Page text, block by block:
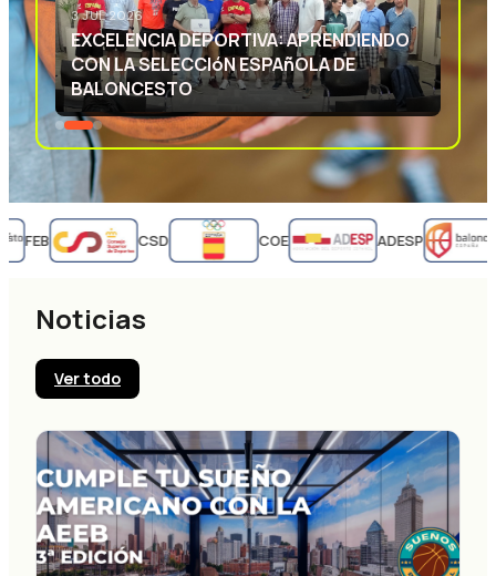
3 JUL 2026
EXCELENCIA DEPORTIVA: APRENDIENDO
CON LA SELECCIóN ESPAñOLA DE
BALONCESTO
FEB CSD COE ADESP
Noticias
Ver todo